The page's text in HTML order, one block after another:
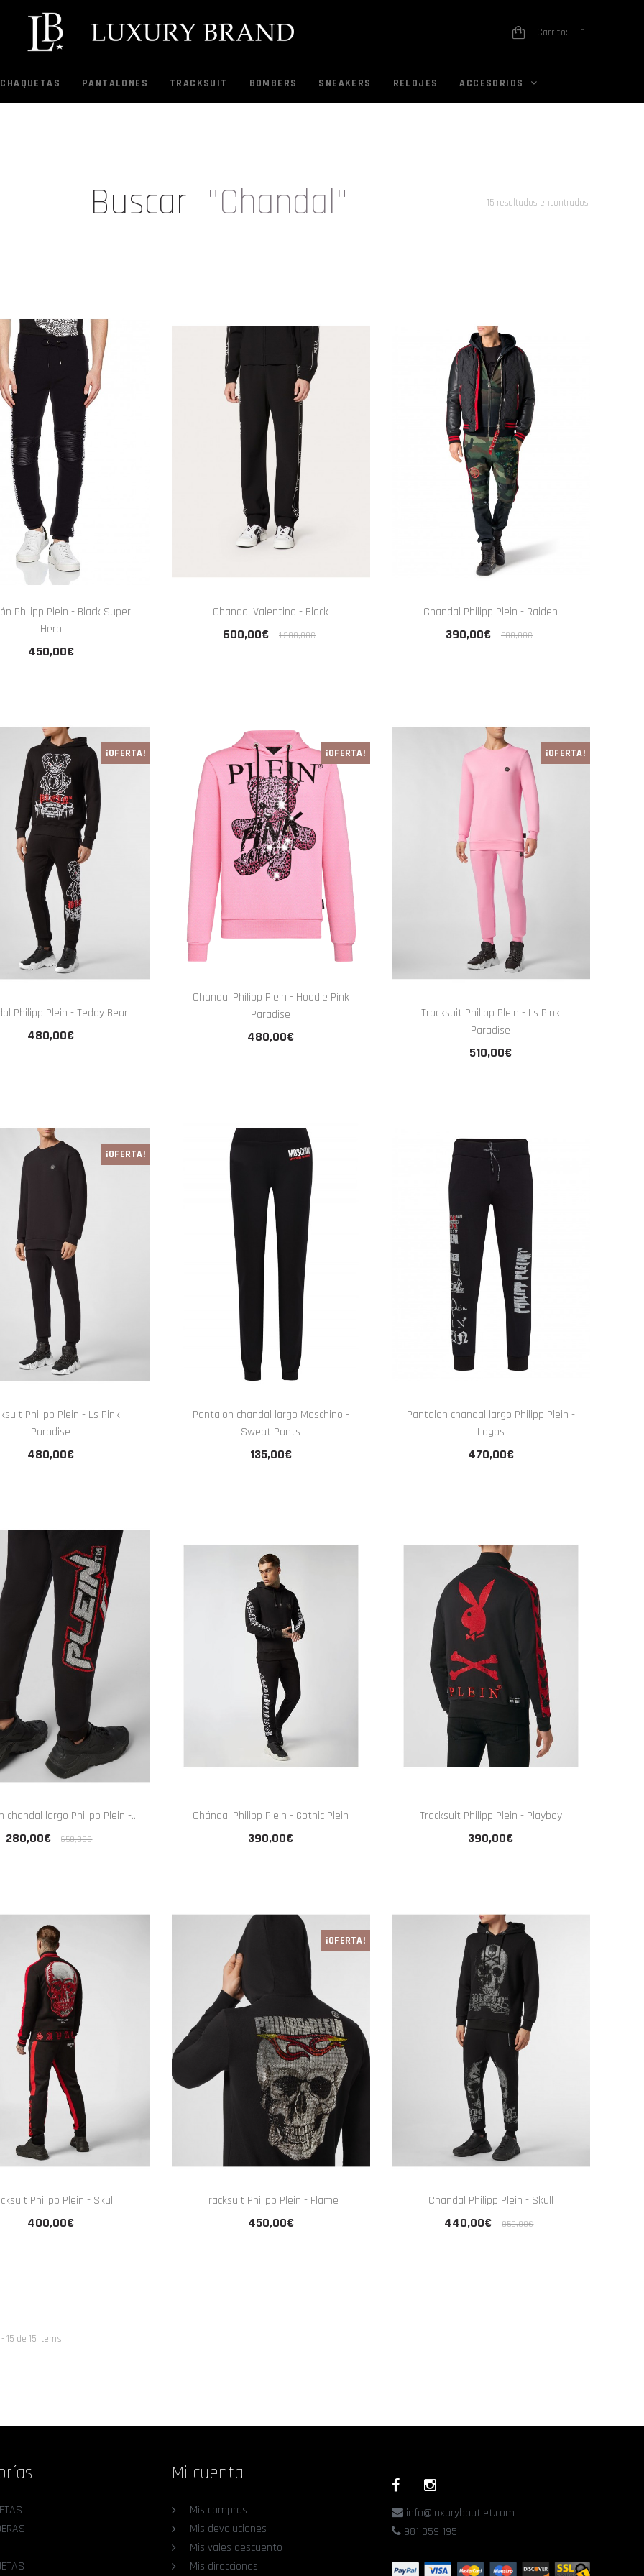
Carrito: 0
CHAQUETAS PANTALONES TRACKSUIT BOMBERS SNEAKERS RELOJES ACCESORIOS
Buscar "Chandal" 15 resultados encontrados.
Philipp Plein - Black Super
Hero
450,00€
Chandal Valentino - Black
600,00€ 1 200,00€
Chandal Philipp Plein - Raiden
390,00€ 500,00€
¡OFERTA!
Philipp Plein - Teddy Bear
480,00€
¡OFERTA!
Chandal Philipp Plein - Hoodie Pink
Paradise
480,00€
¡OFERTA!
Tracksuit Philipp Plein - Ls Pink
Paradise
510,00€
¡OFERTA!
Philipp Plein - Ls Pink
Paradise
480,00€
Pantalon chandal largo Moschino -
Sweat Pants
135,00€
Pantalon chandal largo Philipp Plein -
Logos
470,00€
chandal largo Philipp Plein -...
280,00€ 650,00€
Chándal Philipp Plein - Gothic Plein
390,00€
Tracksuit Philipp Plein - Playboy
390,00€
Philipp Plein - Skull
400,00€
¡OFERTA!
Tracksuit Philipp Plein - Flame
450,00€
Chandal Philipp Plein - Skull
440,00€ 850,00€
15 de 15 items
Mi cuenta
Mis compras
Mis devoluciones
Mis vales descuento
Mis direcciones
info@luxuryboutlet.com
981 059 195